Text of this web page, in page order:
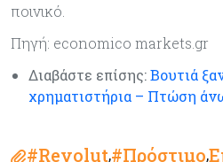
ποινικό.
Πηγή: economico markets.gr
Διαβάστε επίσης:Βουτιά
χρηματιστήρια – Πτώση
#Revolut,#Πρόστιμο,